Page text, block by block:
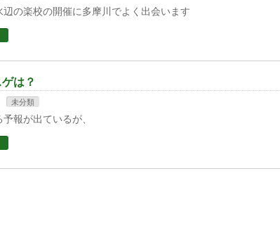
辺の楽校の開催に多摩川でよく出会います
は？
未分類
報が出ているが、